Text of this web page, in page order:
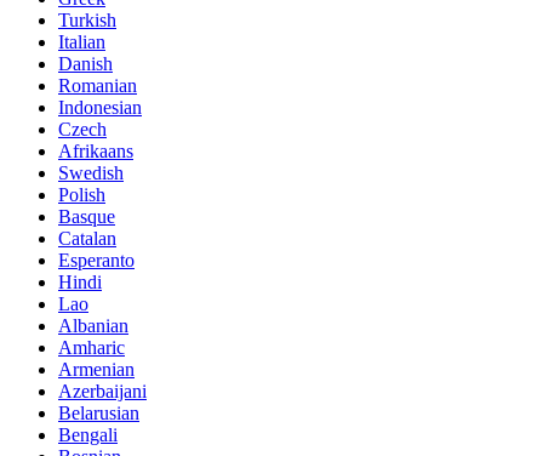
Turkish
Italian
Danish
Romanian
Indonesian
Czech
Afrikaans
Swedish
Polish
Basque
Catalan
Esperanto
Hindi
Lao
Albanian
Amharic
Armenian
Azerbaijani
Belarusian
Bengali